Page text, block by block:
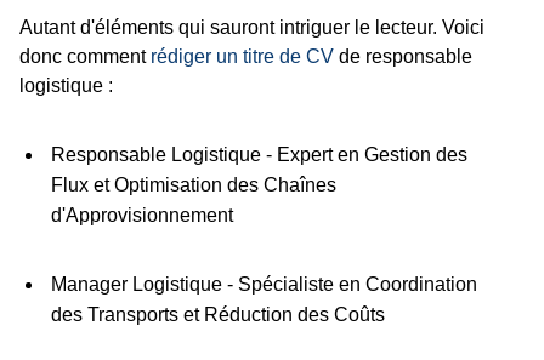
Autant d'éléments qui sauront intriguer le lecteur. Voici
donc comment rédiger un titre de CV de responsable
logistique :
Responsable Logistique - Expert en Gestion des
Flux et Optimisation des Chaînes
d'Approvisionnement
Manager Logistique - Spécialiste en Coordination
des Transports et Réduction des Coûts